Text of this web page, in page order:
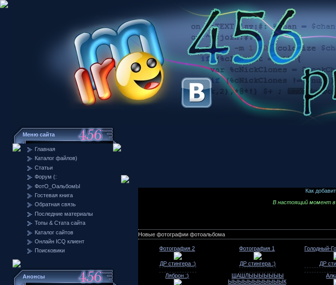
Меню сайта
Главная
Каталог файлов)
Статьи
Форум (:
ФотО_ОальбомЫ
Гостевая книга
Обратная связь
Последние материалы
Топы & Стата сайта
Каталог сайтов
Онлайн ICQ клиент
Поисковики
Анонсы
Как
В настоящий момент в
Новые фотографии фотоальбома
Фотография 2
ДР стингера :)
Фотография 1
ДР стингера :)
Голодный-
ДР
Ляброн :)
ШАШЛЫЫЫЫЫЫЫ
ЫЫЫЫЫЫЫЫЫЫЫК